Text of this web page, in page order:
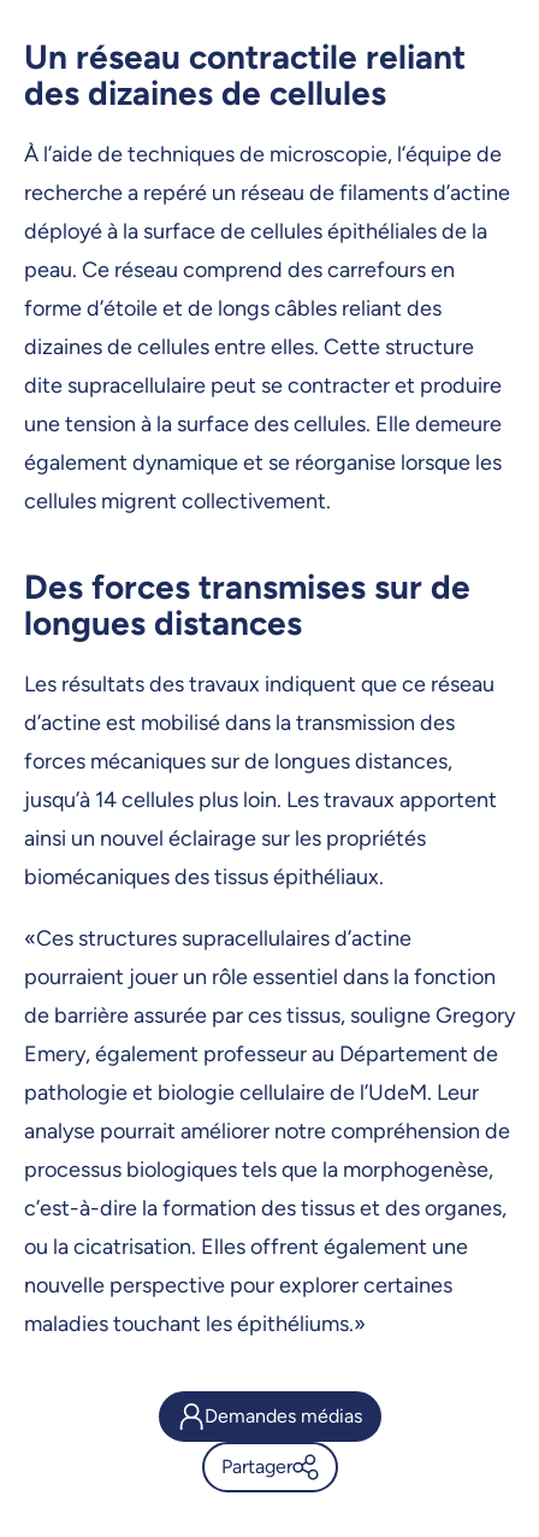
Un réseau contractile reliant
des dizaines de cellules
À l’aide de techniques de microscopie, l’équipe de
recherche a repéré un réseau de filaments d’actine
déployé à la surface de cellules épithéliales de la
peau. Ce réseau comprend des carrefours en
forme d’étoile et de longs câbles reliant des
dizaines de cellules entre elles. Cette structure
dite supracellulaire peut se contracter et produire
une tension à la surface des cellules. Elle demeure
également dynamique et se réorganise lorsque les
cellules migrent collectivement.
Des forces transmises sur de
longues distances
Les résultats des travaux indiquent que ce réseau
d’actine est mobilisé dans la transmission des
forces mécaniques sur de longues distances,
jusqu’à 14 cellules plus loin. Les travaux apportent
ainsi un nouvel éclairage sur les propriétés
biomécaniques des tissus épithéliaux.
«Ces structures supracellulaires d’actine
pourraient jouer un rôle essentiel dans la fonction
de barrière assurée par ces tissus, souligne Gregory
Emery, également professeur au Département de
pathologie et biologie cellulaire de l’UdeM. Leur
analyse pourrait améliorer notre compréhension de
processus biologiques tels que la morphogenèse,
c’est-à-dire la formation des tissus et des organes,
ou la cicatrisation. Elles offrent également une
nouvelle perspective pour explorer certaines
maladies touchant les épithéliums.»
Demandes médias
Partager